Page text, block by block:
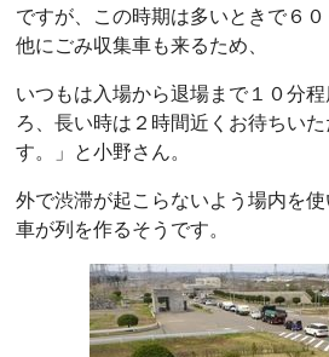
ですが、この時期は多いときで６
他にごみ収集車も来るため、
いつもは入場から退場まで１０分
ろ、長い時は２時間近くお待ちい
す。」と小野さん。
外で渋滞が起こらないよう場内を
車が列を作るそうです。